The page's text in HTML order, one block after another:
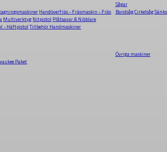
Handöverfräs - Fräsmaskin - Fräs
Multiverktyg Nitpistol Plåtsaxar & Nibblare
- Häftpistol Tillbehör Handmaskiner
Sågar
BandsågCirkelsåg
Paket
Övriga maskiner